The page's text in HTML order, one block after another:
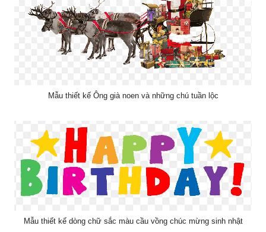
Mẫu thiết kế Ông già noen và những chú tuần lộc
Mẫu thiết kế dòng chữ sắc màu cầu vồng chúc mừng sinh nhật